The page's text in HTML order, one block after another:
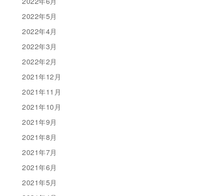
2022年5月
2022年4月
2022年3月
2022年2月
2021年12月
2021年11月
2021年10月
2021年9月
2021年8月
2021年7月
2021年6月
2021年5月